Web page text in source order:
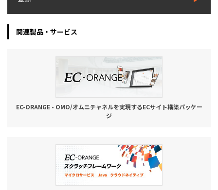
補助金活用支援
導入事例
03-6432-0346
お問い合わせ
関連製品・サービス
EC-ORANGE - OMO/オムニチャネルを実現するECサイト構築パッケー
ジ